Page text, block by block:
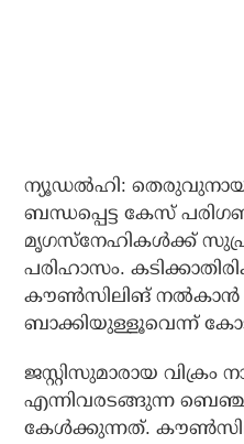
ന്യൂഡൽഹി: തെരുവുനായ
ബന്ധപ്പെട്ട കേസ്
മൃഗസ്നേഹികൾക്ക്
പരിഹാസം.
കൗൺസിലിങ് നൽകാൻ
ബാക്കിയുള്ളൂവെന്ന്
ജസ്റ്റിസുമാരായ വിക്രം
എന്നിവരടങ്ങുന്ന
കേൾക്കുന്നത്.